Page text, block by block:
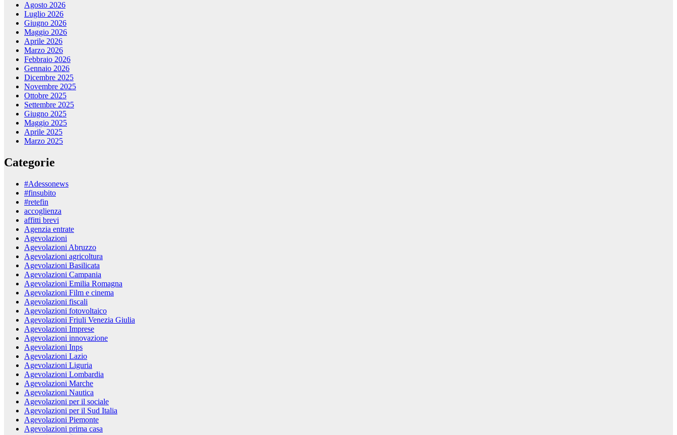
Agosto 2026
Luglio 2026
Giugno 2026
Maggio 2026
Aprile 2026
Marzo 2026
Febbraio 2026
Gennaio 2026
Dicembre 2025
Novembre 2025
Ottobre 2025
Settembre 2025
Giugno 2025
Maggio 2025
Aprile 2025
Marzo 2025
Categorie
#Adessonews
#finsubito
#retefin
accoglienza
affitti brevi
Agenzia entrate
Agevolazioni
Agevolazioni Abruzzo
Agevolazioni agricoltura
Agevolazioni Basilicata
Agevolazioni Campania
Agevolazioni Emilia Romagna
Agevolazioni Film e cinema
Agevolazioni fiscali
Agevolazioni fotovoltaico
Agevolazioni Friuli Venezia Giulia
Agevolazioni Imprese
Agevolazioni innovazione
Agevolazioni Inps
Agevolazioni Lazio
Agevolazioni Liguria
Agevolazioni Lombardia
Agevolazioni Marche
Agevolazioni Nautica
Agevolazioni per il sociale
Agevolazioni per il Sud Italia
Agevolazioni Piemonte
Agevolazioni prima casa